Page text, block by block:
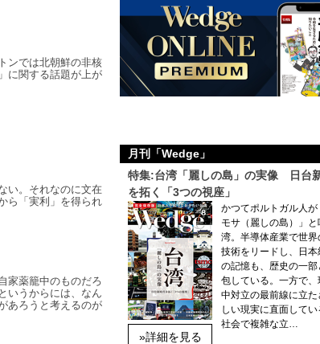
ンでは北朝鮮の非核
に関する話題が上が
い。それなのに文在
ら「実利」を得られ
家薬籠中のものだろ
いうからには、なん
あろうと考えるのが
月刊「Wedge」
特集:台湾「麗しの島」の実像 日台
を拓く「3つの視座」
»詳細を見る
かつてポルトガル人が
モサ（麗しの島）」と
湾。半導体産業で世界
技術をリードし、日本
の記憶も、歴史の一部
包している。一方で、
中対立の最前線に立た
しい現実に直面して
社会で複雑な立…